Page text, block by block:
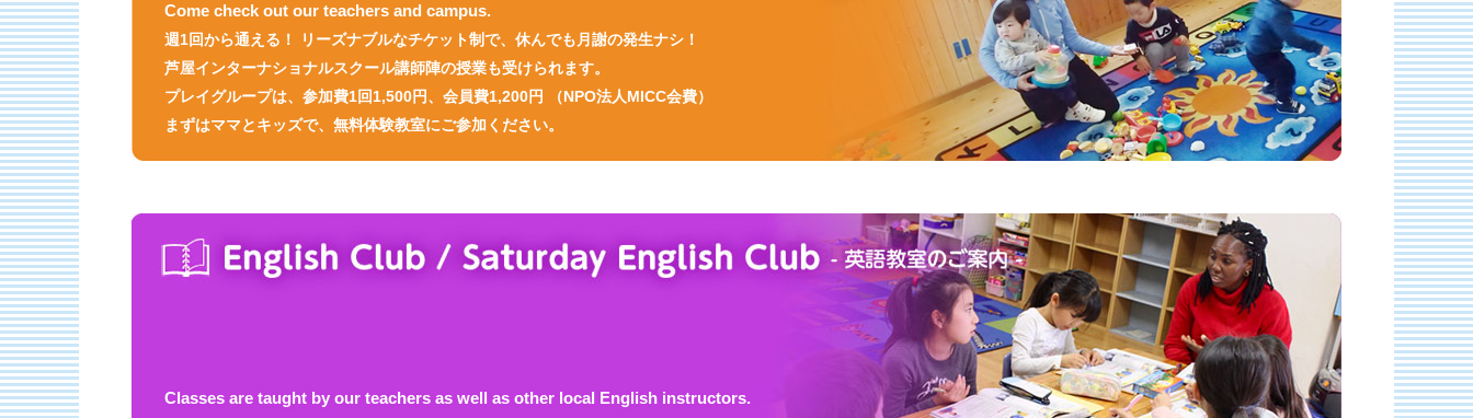
Come check out our teachers and campus.
週1回から通える！ リーズナブルなチケット制で、休んでも月謝の発生ナシ！
芦屋インターナショナルスクール講師陣の授業も受けられます。
プレイグループは、参加費1回1,500円、会員費1,200円 （NPO法人MICC会費）
まずはママとキッズで、無料体験教室にご参加ください。
Classes are taught by our teachers as well as other local English instructors.